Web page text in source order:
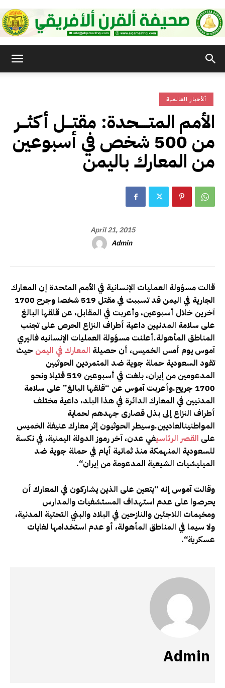
الأفريقي
ألأخبار العالمية
الأمم المتـــــحدة: مقتـــل أكثـــر
من 500 شخص في أسبوعين
من المعارك باليمن
April 21, 2015
Admin
قالت مسؤولة العمليات الإنسانية في الأمم المتحدة إن المعارك
الجارية في اليمن قد تسببت في مقتل 519 شخصا وجرح 1700
آخرين خلال أسبوعين، وأعربت في المقابل، عن قلقها البالغ
على سلامة المدنيين داعية أطراف النزاع الحرص على تجنب
المناطق المأهولة.أعلنت مسؤولة العمليات الإنسانيه فاليري
آموس يوم أمس الخميس، أن حصيلة المعارك في اليمن حيث
تقود السعودية حملة جوية ضد المتمردين الحوثيين
المدعومين من إيران، بلغت في أسبوعين 519 قتيلا ونحو
1700 جريح
.وأعربت آموس عن “قلقها البالغ” على سلامة
المدنيين في المعارك الدائرة في هذا البلد، داعية مختلف
أطراف النزاع إلى بذل قصارى جهدهم لحماية
المواطنينالعاديين.وسيطر الحوثيون إثر معارك عنيفة الخميس
على القصر الرئاسيفي عدن، آخر رموز الدولة اليمنية، في نكسة
للسعودية المنهمكة منذ ثمانية أيام في حملة جوية ضد
الميليشيات الشيعية المدعومة من إيران“.
وقالت آموس إنه “يتعين على الذين يشاركون في المعارك أن
يحرصوا على عدم استهداف المستشفيات والمدارس
ومخيمات اللاجئين والنازحين في البلاد والبني التحتية المدنية،
ولا سيما في المناطق المأهولة، أو عدم استخدامها لغايات
عسكرية“.
Admin